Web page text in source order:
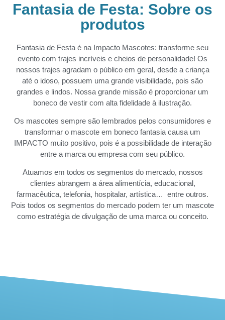
Fantasia de Festa: Sobre os
produtos
Fantasia de Festa é na Impacto Mascotes: transforme seu
evento com trajes incríveis e cheios de personalidade! Os
nossos trajes agradam o público em geral, desde a criança
até o idoso, possuem uma grande visibilidade, pois são
grandes e lindos. Nossa grande missão é proporcionar um
boneco de vestir com alta fidelidade à ilustração.
Os mascotes sempre são lembrados pelos consumidores e
transformar o mascote em boneco fantasia causa um
IMPACTO muito positivo, pois é a possibilidade de interação
entre a marca ou empresa com seu público.
Atuamos em todos os segmentos do mercado, nossos
clientes abrangem a área alimentícia, educacional,
farmacêutica, telefonia, hospitalar, artística… entre outros.
Pois todos os segmentos do mercado podem ter um mascote
como estratégia de divulgação de uma marca ou conceito.